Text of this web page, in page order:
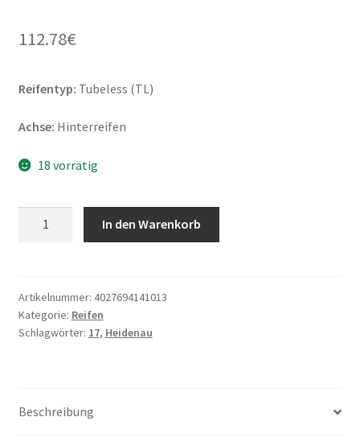
112.78€
Reifentyp: Tubeless (TL)
Achse: Hinterreifen
18 vorrätig
(M+S)
130/80
-
(Hinterreifen)
In den Warenkorb
Artikelnummer: 4027694141013
Kategorie: Reifen
Schlagwörter: 17, Heidenau
Beschreibung